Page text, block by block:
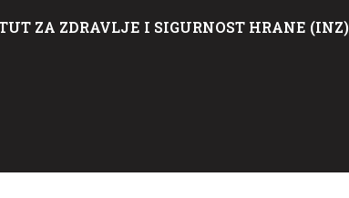
ZA ZDRAVLJE I SIGURNOST HRANE (INZ)